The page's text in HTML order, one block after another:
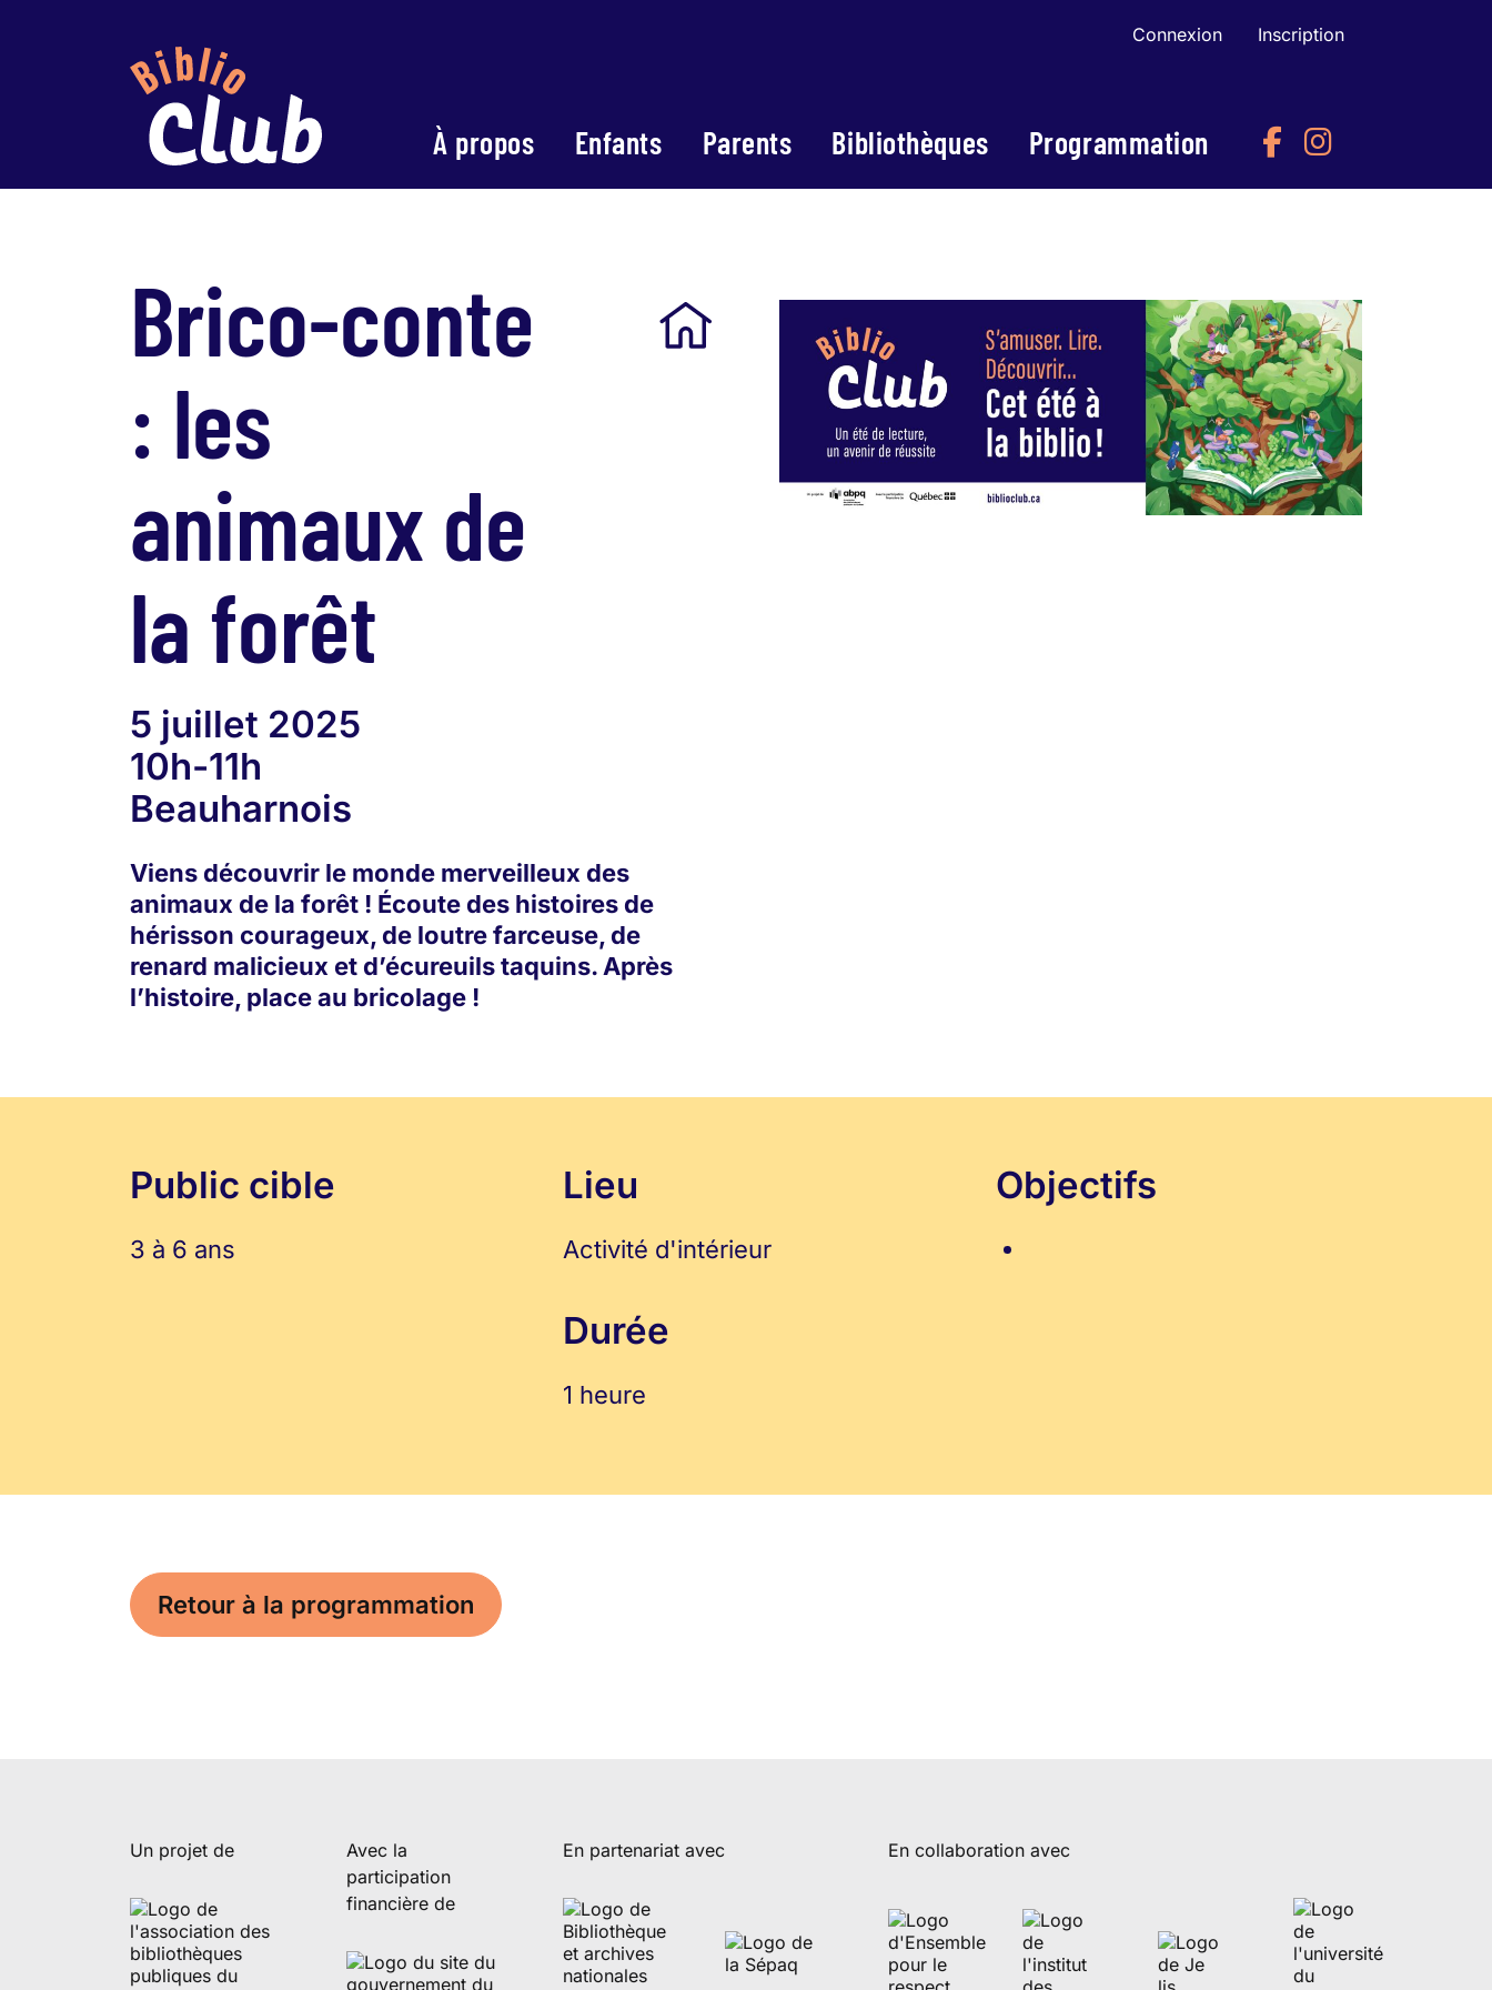
Connexion Inscription
À propos Enfants Parents Bibliothèques Programmation
Brico-conte
: les
animaux de
la forêt
5 juillet 2025
10h-11h
Beauharnois
Viens découvrir le monde merveilleux des
animaux de la forêt ! Écoute des histoires de
hérisson courageux, de loutre farceuse, de
renard malicieux et d’écureuils taquins. Après
l’histoire, place au bricolage !
Public cible
3 à 6 ans
Lieu
Activité d'intérieur
Durée
1 heure
Objectifs
Retour à la programmation
Un projet de
Avec la
participation
financière de
En partenariat avec En collaboration avec